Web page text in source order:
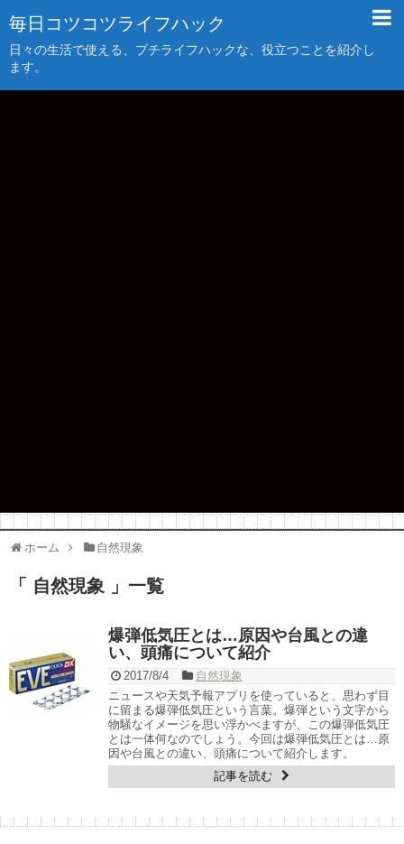
毎日コツコツライフハック
日々の生活で使える、プチライフハックな、役立つことを紹介し
ます。
ホーム 自然現象
「 自然現象 」一覧
爆弾低気圧とは…原因や台風との違
い、頭痛について紹介
2017/8/4
自然現象
ニュースや天気予報アプリを使っていると、思わず目
に留まる爆弾低気圧という言葉。爆弾という文字から
物騒なイメージを思い浮かべますが、この爆弾低気圧
とは一体何なのでしょう。今回は爆弾低気圧とは…原
因や台風との違い、頭痛について紹介します。
記事を読む